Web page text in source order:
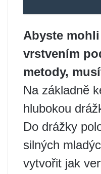
Abyste
vrstvením
metody,
Na základně
hlubokou
Do drážky
silných
vytvořit jak